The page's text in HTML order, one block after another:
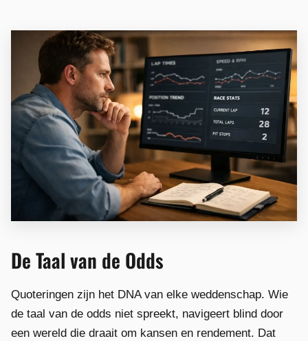
De Taal van de Odds
Quoteringen zijn het DNA van elke weddenschap. Wie
de taal van de odds niet spreekt, navigeert blind door
een wereld die draait om kansen en rendement. Dat